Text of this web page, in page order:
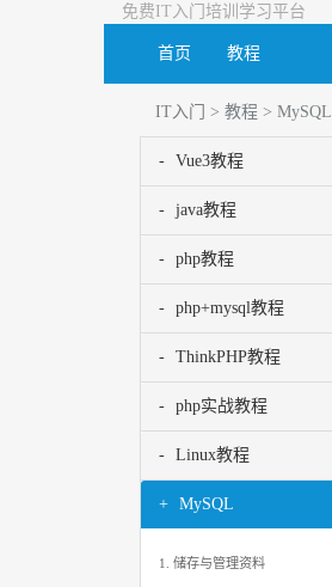
免费IT入门培训学习平台
首页 教程
IT入门 > 教程 > MySQL
Vue3教程
java教程
php教程
php+mysql教程
ThinkPHP教程
php实战教程
Linux教程
MySQL
1. 储存与管理资料